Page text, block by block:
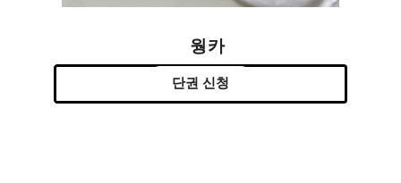
웡카
단권 신청